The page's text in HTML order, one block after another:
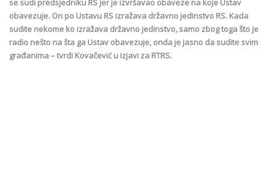
se sudi predsjedniku RS jer je izvršavao obaveze na koje Ustav
obavezuje. On po Ustavu RS izražava državno jedinstvo RS. Kada
sudite nekome ko izražava državno jedinstvo, samo zbog toga što je
radio nešto na šta ga Ustav obavezuje, onda je jasno da sudite svim
građanima – tvrdi Kovačević u izjavi za RTRS.